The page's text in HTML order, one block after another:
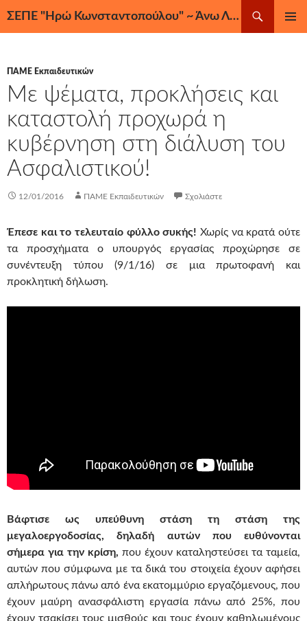
ΣΕΠΕ "Ηρώ Κωνσταντοπούλου" ~ Άνω Λιόσια, Ζεφύρι, Φυλή
ΠΑΜΕ Εκπαιδευτικών
Mε ψέματα, προκλήσεις και
καταστολή προχωρά η
κυβέρνηση στη διάλυση του
Ασφαλιστικού!
12/01/2016 ΠΑΜΕ Εκπαιδευτικών Σχολιάστε
Έπεσε και το τελευταίο φύλλο συκής! Χωρίς να κρατά ούτε
τα προσχήματα ο υπουργός εργασίας προχώρησε σε
συνέντευξη τύπου (9/1/16) σε μια πρωτοφανή και
προκλητική δήλωση.
Βάφτισε ως υπεύθυνη στάση τη στάση της
μεγαλοεργοδοσίας, δηλαδή αυτών που ευθύνονται
σήμερα για την κρίση, που έχουν καταληστεύσει τα ταμεία,
αυτών που σύμφωνα με τα δικά του στοιχεία έχουν αφήσει
απλήρωτους πάνω από ένα εκατομμύριο εργαζόμενους, που
έχουν μαύρη ανασφάλιστη εργασία πάνω από 25%, που
έχουν τσακίσει τους μισθούς και τους έχουν καθηλωμένους